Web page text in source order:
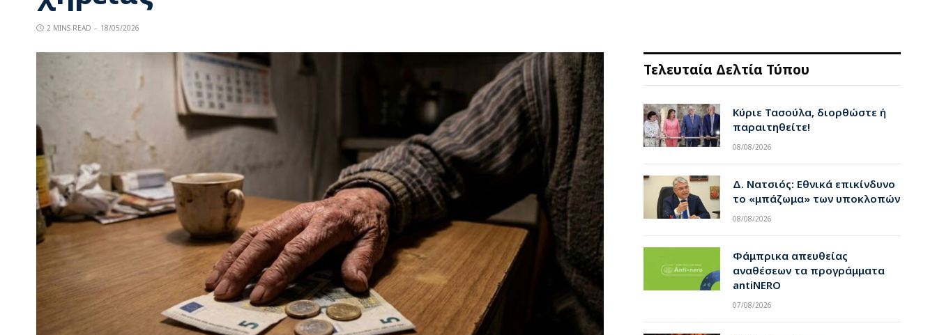
2 MINS READ 18/05/2026
Τελευταία Δελτία Τύπου
Κύριε Τασούλα, διορθώστε ή
παραιτηθείτε!
08/08/2026
Δ. Νατσιός: Εθνικά επικίνδυνο
το «μπάζωμα» των υποκλοπών
08/08/2026
Φάμπρικα απευθείας
αναθέσεων τα προγράμματα
antiNERO
07/08/2026